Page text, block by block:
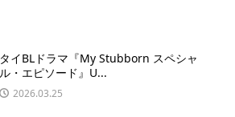
タイBLドラマ『My Stubborn スペシャ
ル・エピソード』U...
2026.03.25